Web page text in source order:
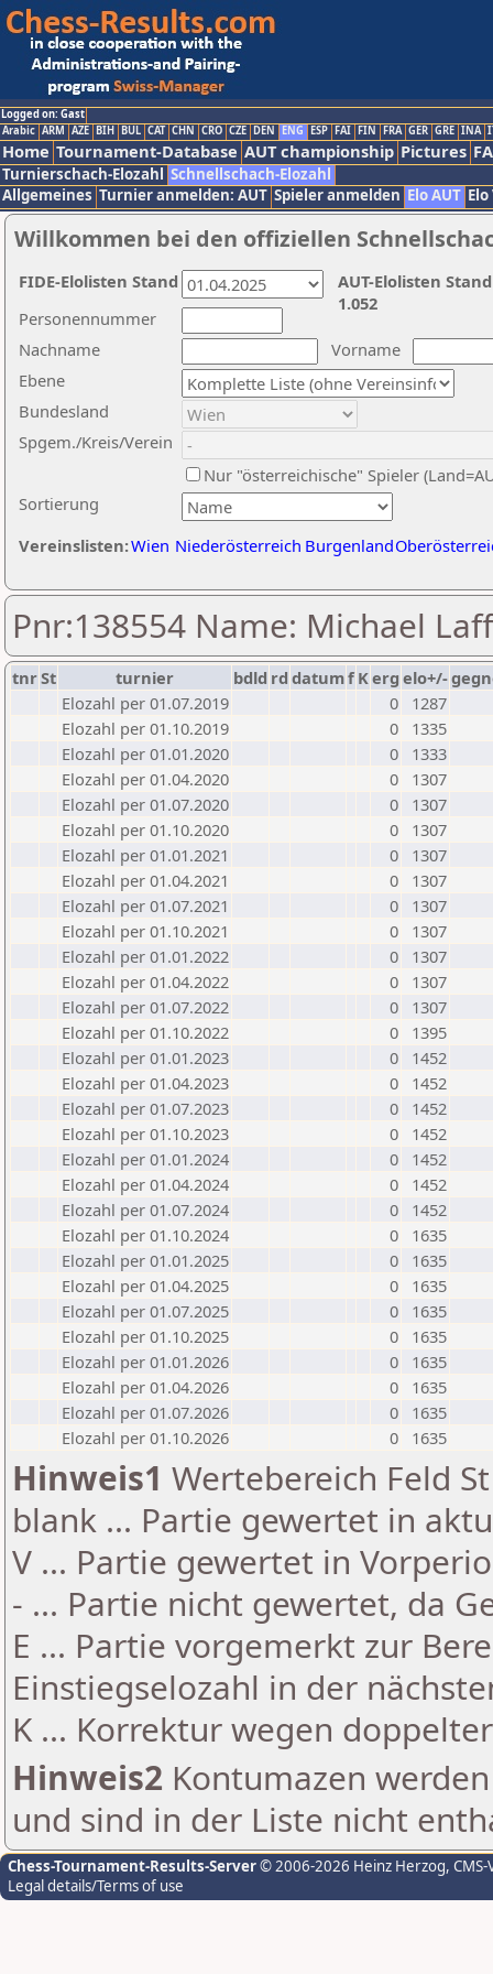
Logged on: Gast
Arabic ARM AZE BIH BUL CAT CHN CRO CZE DEN ENG ESP FAI FIN FRA GER GRE INA
Home Tournament-Database AUT championship Pictures
Turnierschach-Elozahl Schnellschach-Elozahl
Allgemeines Turnier anmelden: AUT Spieler anmelden Elo AUT
Willkommen bei den offiziellen
Nachname
Vorname
Ebene
Sortierung
Personennummer
Bundesland
Spgem./Kreis/Verein
Nur "österreichische" Spieler
Vereinslisten:Wien Niederösterreich Burgenland
AUT-Elolisten
1.052
FIDE-Elolisten Stand
Pnr:138554 Name: Michael
tnrSt turnier bdld rd datumf Kerg elo+/-
Elozahl per 01.07.2019
0
1287
Elozahl per 01.10.2019
0
1335
Elozahl per 01.01.2020
0
1333
Elozahl per 01.04.2020
0
1307
Elozahl per 01.07.2020
0
1307
Elozahl per 01.10.2020
0
1307
Elozahl per 01.01.2021
0
1307
Elozahl per 01.04.2021
0
1307
Elozahl per 01.07.2021
0
1307
Elozahl per 01.10.2021
0
1307
Elozahl per 01.01.2022
0
1307
Elozahl per 01.04.2022
0
1307
Elozahl per 01.07.2022
0
1307
Elozahl per 01.10.2022
0
1395
Elozahl per 01.01.2023
0
1452
Elozahl per 01.04.2023
0
1452
Elozahl per 01.07.2023
0
1452
Elozahl per 01.10.2023
0
1452
Elozahl per 01.01.2024
0
1452
Elozahl per 01.04.2024
0
1452
Elozahl per 01.07.2024
0
1452
Elozahl per 01.10.2024
0
1635
Elozahl per 01.01.2025
0
1635
Elozahl per 01.04.2025
0
1635
Elozahl per 01.07.2025
0
1635
Elozahl per 01.10.2025
0
1635
Elozahl per 01.01.2026
0
1635
Elozahl per 01.04.2026
0
1635
Elozahl per 01.07.2026
0
1635
Elozahl per 01.10.2026
0 1635
Hinweis1 Wertebereich Feld
blank ... Partie gewertet in
V ... Partie gewertet in
- ... Partie nicht gewertet, da
E ... Partie vorgemerkt zur
Einstiegselozahl in der
K ... Korrektur wegen
Hinweis2 Kontumazen
und sind in der Liste nicht
Chess-Tournament-Results-Server© 2006-2026 Heinz Herzog,
Legal details/Terms of use